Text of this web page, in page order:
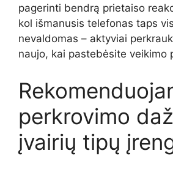
pagerinti bendrą prietaiso
kol išmanusis telefonas taps
nevaldomas – aktyviai
naujo, kai pastebėsite veikimo
perkrovimo
įvairių tipų